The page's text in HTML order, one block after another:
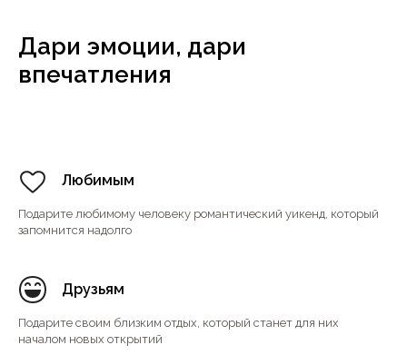
Дари эмоции, дари
впечатления
Любимым
Подарите любимому человеку романтический уикенд, который
запомнится надолго
Друзьям
Подарите своим близким отдых, который станет для них
началом новых открытий